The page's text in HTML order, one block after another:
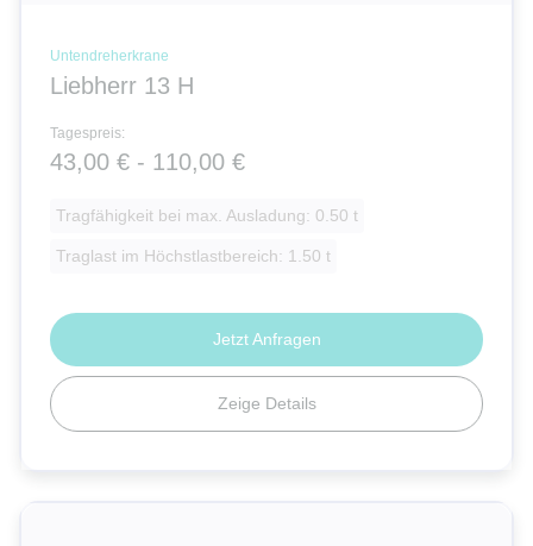
Untendreherkrane
Liebherr 13 H
Tagespreis:
43,00 € - 110,00 €
Tragfähigkeit bei max. Ausladung: 0.50 t
Traglast im Höchstlastbereich: 1.50 t
Zeige Details
Jetzt Anfragen